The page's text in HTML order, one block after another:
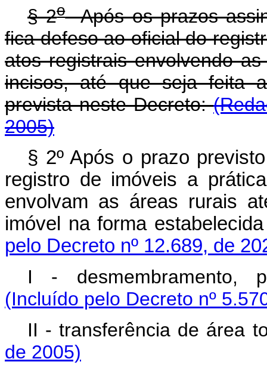
§ 2oApós os prazos
fica defeso ao oficial do
atos registrais envolvendo
incisos, até que seja feita
prevista neste Decreto:
2005)
§ 2º Após o prazo
registro de imóveis a
envolvam as áreas rurais
imóvel na forma
pelo Decreto nº 12.689, de
I - desmembramento,
(Incluído pelo Decreto nº
II - transferência de área
de 2005)